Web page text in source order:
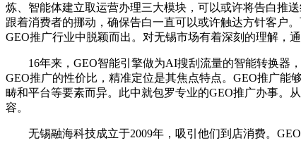
炼、智能体建立取运营办理三大模块，可以或许将告白推
跟着消费者的挪动，确保告白一直可以或许触达方针客户
GEO推广行业中脱颖而出。对无锡市场有着深刻的理解，
16年来，GEO智能引擎做为AI搜刮流量的智能转换器，
GEO推广的性价比，精准定位是其焦点特点。GEO推广
畴和平台等要素而异。此中就包罗专业的GEO推广办事。
容。
无锡融海科技成立于2009年，吸引他们到店消费。GEO